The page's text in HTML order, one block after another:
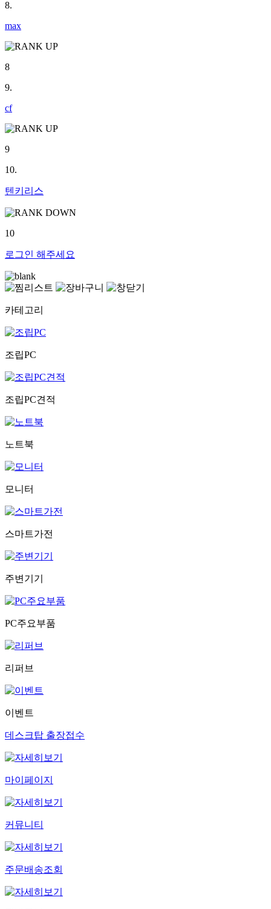
8.
max
8
9.
cf
9
10.
텐키리스
10
로그인 해주세요
카테고리
조립PC
조립PC견적
노트북
모니터
스마트가전
주변기기
PC주요부품
리퍼브
이벤트
데스크탑 출장접수
마이페이지
커뮤니티
주문배송조회